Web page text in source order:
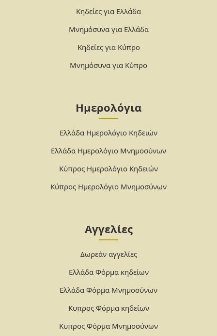
Κηδείες για Ελλάδα
Μνημόσυνα για Ελλάδα
Κηδείες για Κύπρο
Μνημόσυνα για Κύπρο
Ημερολόγια
Ελλάδα Ημερολόγιο Κηδειών
Ελλάδα Ημερολόγιο Μνημοσύνων
Κύπρος Ημερολόγιο Κηδειών
Κύπρος Ημερολόγιο Μνημοσύνων
Αγγελίες
Δωρεάν αγγελίες
Ελλάδα Φόρμα κηδείων
Ελλάδα Φόρμα Μνημοσύνων
Κυπρος Φόρμα κηδείων
Κυπρος Φόρμα Μνημοσύνων